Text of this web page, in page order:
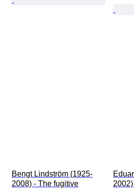
Bengt Lindström (1925-
2008) - The fugitive